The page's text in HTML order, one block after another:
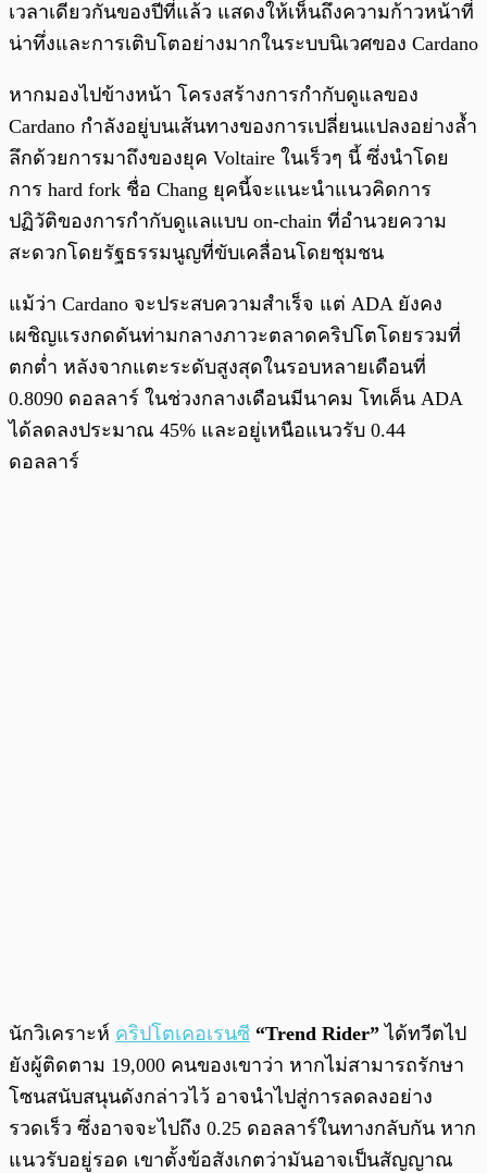
เวลาเดียวกันของปีที่แล้ว แสดงให้เห็นถึงความก้าวหน้าที่
น่าทึ่งและการเติบโตอย่างมากในระบบนิเวศของ Cardano
หากมองไปข้างหน้า โครงสร้างการกำกับดูแลของ
Cardano กำลังอยู่บนเส้นทางของการเปลี่ยนแปลงอย่างล้ำ
ลึกด้วยการมาถึงของยุค Voltaire ในเร็วๆ นี้ ซึ่งนำโดย
การ hard fork ชื่อ Chang ยุคนี้จะแนะนำแนวคิดการ
ปฏิวัติของการกำกับดูแลแบบ on-chain ที่อำนวยความ
สะดวกโดยรัฐธรรมนูญที่ขับเคลื่อนโดยชุมชน
แม้ว่า Cardano จะประสบความสำเร็จ แต่ ADA ยังคง
เผชิญแรงกดดันท่ามกลางภาวะตลาดคริปโตโดยรวมที่
ตกต่ำ หลังจากแตะระดับสูงสุดในรอบหลายเดือนที่
0.8090 ดอลลาร์ ในช่วงกลางเดือนมีนาคม โทเค็น ADA
ได้ลดลงประมาณ 45% และอยู่เหนือแนวรับ 0.44
ดอลลาร์
นักวิเคราะห์ คริปโตเคอเรนซี “Trend Rider” ได้ทวีตไป
ยังผู้ติดตาม 19,000 คนของเขาว่า หากไม่สามารถรักษา
โซนสนับสนุนดังกล่าวไว้ อาจนำไปสู่การลดลงอย่าง
รวดเร็ว ซึ่งอาจจะไปถึง 0.25 ดอลลาร์ในทางกลับกัน หาก
แนวรับอยู่รอด เขาตั้งข้อสังเกตว่ามันอาจเป็นสัญญาณ